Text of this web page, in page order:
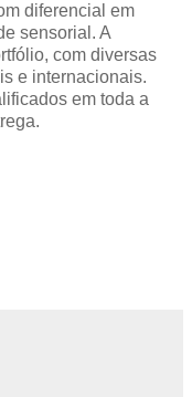
diferencial em
sensorial. A
com diversas
e internacionais.
em toda a